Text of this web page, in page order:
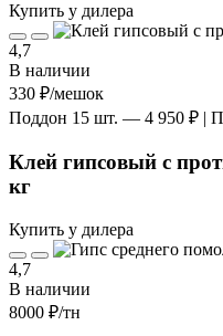
Купить у дилера
4,7
В наличии
330 ₽/мешок
Поддон 15 шт. — 4 950 ₽ |
Клей гипсовый с
кг
Купить у дилера
4,7
В наличии
8000 ₽/тн